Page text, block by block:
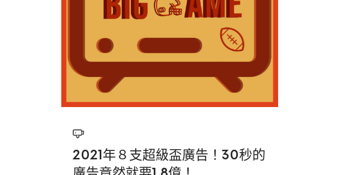
2021年８支超級盃廣告！30秒的